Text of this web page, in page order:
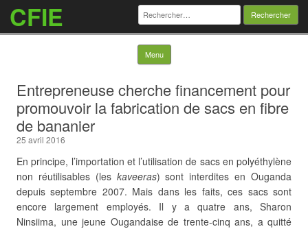
CFIE Rechercher :
Menu Skip to content
Entrepreneuse cherche financement pour
promouvoir la fabrication de sacs en fibre
de bananier
25 avril 2016
En principe, l’importation et l’utilisation de sacs en polyéthylène
non réutilisables (les kaveeras) sont interdites en Ouganda
depuis septembre 2007. Mais dans les faits, ces sacs sont
encore largement employés. Il y a quatre ans, Sharon
Ninsiima, une jeune Ougandaise de trente-cinq ans, a quitté